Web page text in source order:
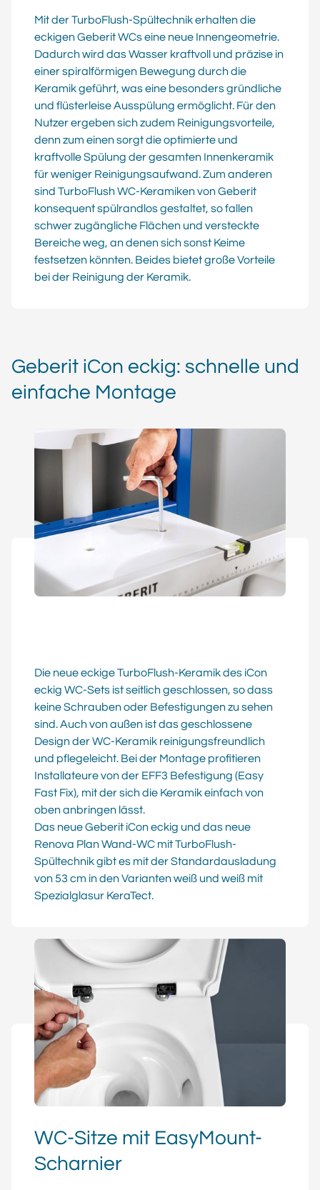
Mit der TurboFlush-Spültechnik erhalten die
eckigen Geberit WCs eine neue Innengeometrie.
Dadurch wird das Wasser kraftvoll und präzise in
einer spiralförmigen Bewegung durch die
Keramik geführt, was eine besonders gründliche
und flüsterleise Ausspülung ermöglicht. Für den
Nutzer ergeben sich zudem Reinigungsvorteile,
denn zum einen sorgt die optimierte und
kraftvolle Spülung der gesamten Innenkeramik
für weniger Reinigungsaufwand. Zum anderen
sind TurboFlush WC-Keramiken von Geberit
konsequent spülrandlos gestaltet, so fallen
schwer zugängliche Flächen und versteckte
Bereiche weg, an denen sich sonst Keime
festsetzen könnten. Beides bietet große Vorteile
bei der Reinigung der Keramik.
Geberit iCon eckig: schnelle und
einfache Montage
Die neue eckige TurboFlush-Keramik des iCon
eckig WC-Sets ist seitlich geschlossen, so dass
keine Schrauben oder Befestigungen zu sehen
sind. Auch von außen ist das geschlossene
Design der WC-Keramik reinigungsfreundlich
und pflegeleicht. Bei der Montage profitieren
Installateure von der EFF3 Befestigung (Easy
Fast Fix), mit der sich die Keramik einfach von
oben anbringen lässt.
Das neue Geberit iCon eckig und das neue
Renova Plan Wand-WC mit TurboFlush-
Spültechnik gibt es mit der Standardausladung
von 53 cm in den Varianten weiß und weiß mit
Spezialglasur KeraTect.
WC-Sitze mit EasyMount-
Scharnier